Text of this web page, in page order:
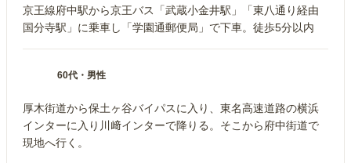
京王線府中駅から京王バス「武蔵小金井駅」「東八通り経由
国分寺駅」に乗車し「学園通郵便局」で下車。徒歩5分以内
60代 ・ 男性
厚木街道から保土ヶ谷バイパスに入り、東名高速道路の横浜
インターに入り川﨑インターで降りる。そこから府中街道で
現地へ行く。